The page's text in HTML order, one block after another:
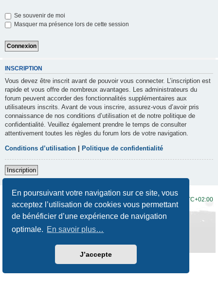
En poursuivant votre navigation sur ce site, vous
acceptez l’utilisation de cookies vous permettant
de bénéficier d’une expérience de navigation
optimale. En savoir plus…
J’accepte
Se souvenir de moi
Masquer ma présence lors de cette session
INSCRIPTION
Vous devez être inscrit avant de pouvoir vous connecter. L’inscription est
rapide et vous offre de nombreux avantages. Les administrateurs du
forum peuvent accorder des fonctionnalités supplémentaires aux
utilisateurs inscrits. Avant de vous inscrire, assurez-vous d’avoir pris
connaissance de nos conditions d’utilisation et de notre politique de
confidentialité. Veuillez également prendre le temps de consulter
attentivement toutes les règles du forum lors de votre navigation.
Conditions d’utilisation Politique de confidentialité
Inscription
UTC+02:00
Développé par phpBB® Forum Software © phpBB Limited
Traduction française officielle
Prosilver New Edition
Confidentialité|Conditions